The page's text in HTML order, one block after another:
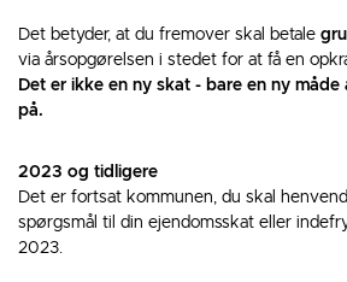
Det betyder, at du fremover skal betale
via årsopgørelsen i stedet for at få en
Det er ikke en ny skat - bare en ny
på.
2023 og tidligere
Det er fortsat kommunen, du skal
spørgsmål til din ejendomsskat eller
2023.